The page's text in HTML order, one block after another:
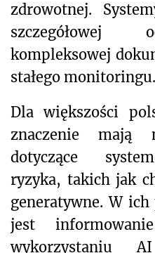
zdrowotnej.
szczegółowej
kompleksowej
stałego monitoringu.
Dla większości
znaczenie mają
dotyczące
ryzyka, takich jak
generatywne. W
jest
wykorzystaniu